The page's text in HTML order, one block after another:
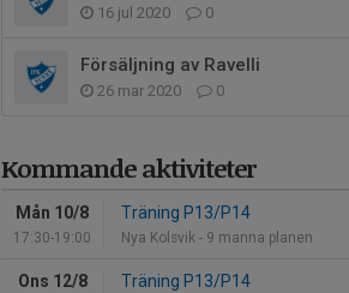
16 jul 2020 0
Försäljning av Ravelli
26 mar 2020 0
Kommande aktiviteter
Mån 10/8
17:30-19:00
Träning P13/P14
Nya Kolsvik - 9 manna planen
Ons 12/8 Träning P13/P14